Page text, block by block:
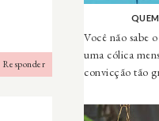
Responder
Você não sabe
uma cólica
convicção tão